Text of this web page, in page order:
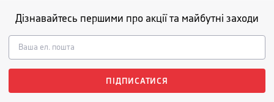
Дізнавайтесь першими про акції та майбутні заходи
ПІДПИСАТИСЯ